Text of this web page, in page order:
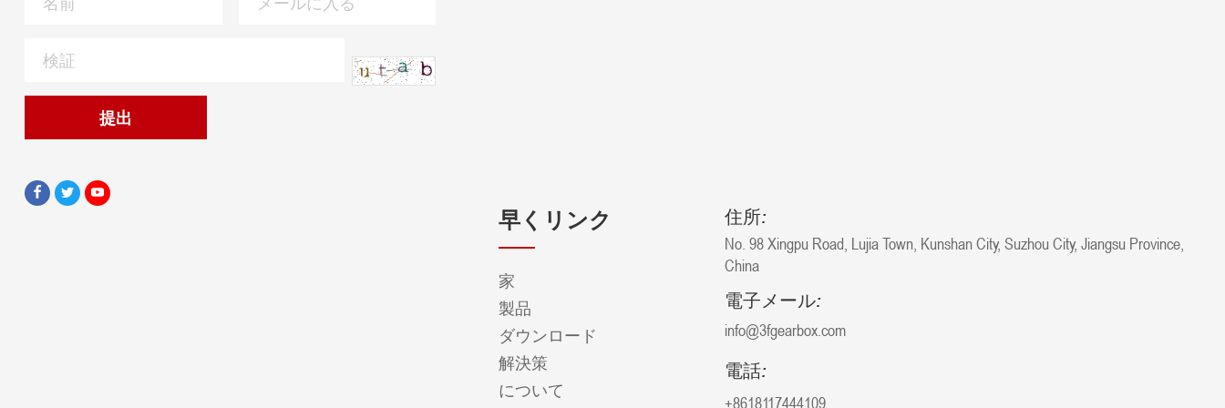
早くリンク
家
製品
ダウンロード
解決策
について
住所:
No. 98 Xingpu Road, Lujia Town, Kunshan City, Suzhou City, Jiangsu Province,
China
電子メール:
info@3fgearbox.com
電話:
+8618117444109